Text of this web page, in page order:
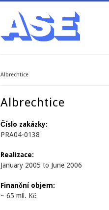
Albrechtice
Albrechtice
Číslo zakázky:
PRA04-0138
Realizace:
January 2005 to June 2006
Finanční objem:
~ 65 mil. Kč